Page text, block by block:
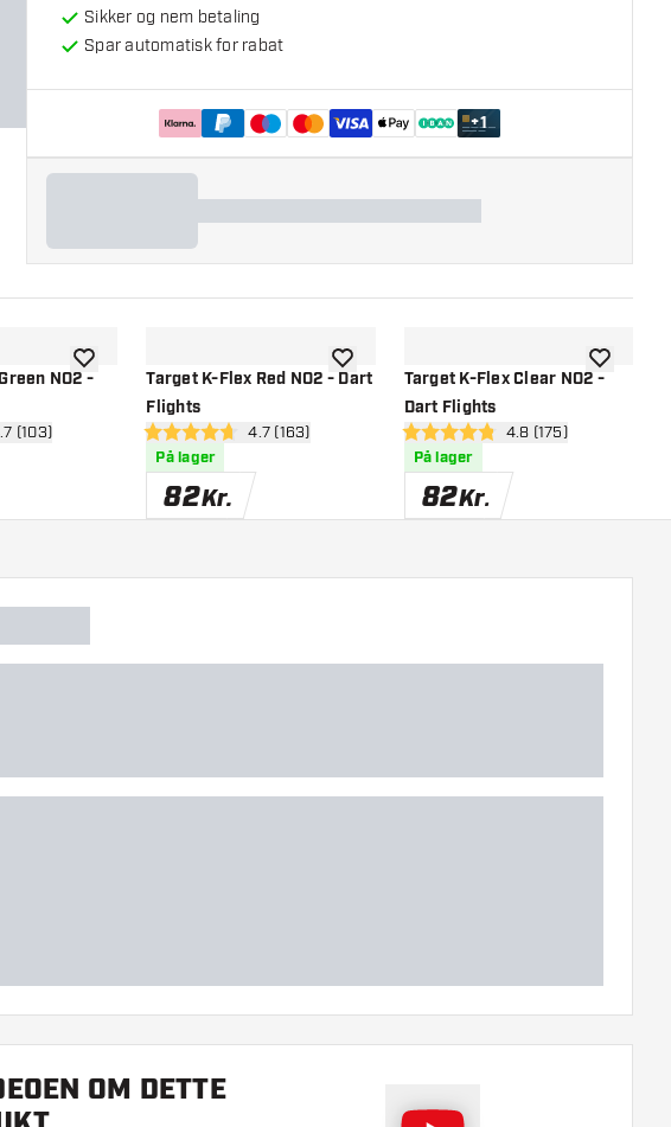
Sikker og nem betaling
Spar automatisk for rabat
+1
NO2 -
anmeldelsespanel
(103)
tilføje til ønskelisteTarget K-Flex Red NO2 - Dart
Flights
åbn anmeldelsespanel
4.7 bedømmelsesstjerner
4.7 (163)
På lager
82Kr.
tilføje til ønskelisteTarget K-Flex Clear NO2 -
Dart Flights
åbn
4.8 bedømmelsesstjerner
4.8 (175)
På lager
82Kr.
tilføje til
OM DETTE